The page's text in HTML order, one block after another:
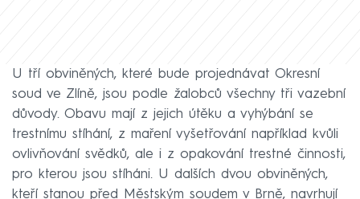
U tří obviněných, které bude projednávat Okresní
soud ve Zlíně, jsou podle žalobců všechny tři vazební
důvody. Obavu mají z jejich útěku a vyhýbání se
trestnímu stíhání, z maření vyšetřování například kvůli
ovlivňování svědků, ale i z opakování trestné činnosti,
pro kterou jsou stíháni. U dalších dvou obviněných,
kteří stanou před Městským soudem v Brně, navrhují